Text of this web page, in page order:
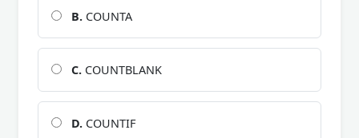
B. COUNTA
C. COUNTBLANK
D. COUNTIF